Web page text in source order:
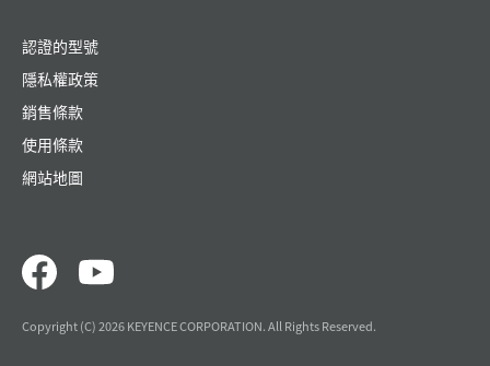
認證的型號
隱私權政策
銷售條款
使用條款
網站地圖
Copyright (C) 2026 KEYENCE CORPORATION. All Rights Reserved.